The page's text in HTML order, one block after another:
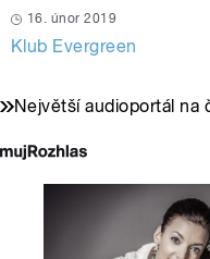
16. únor 2019
Klub Evergreen
Největší audioportál na